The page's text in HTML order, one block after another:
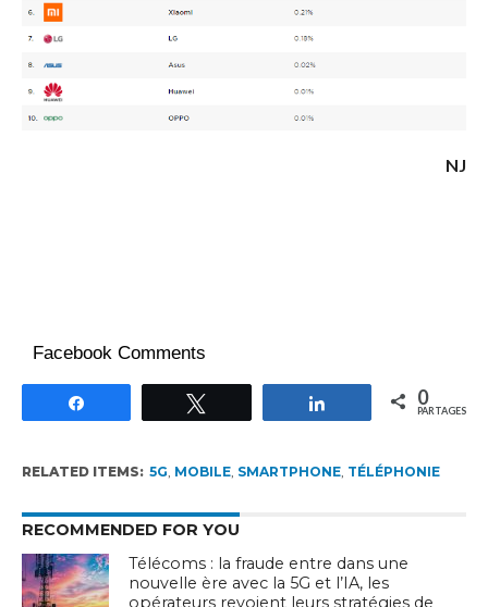
NJ
Facebook Comments
Partagez 0
PARTAGES
RELATED ITEMS: 5G, MOBILE, SMARTPHONE, TÉLÉPHONIE
RECOMMENDED FOR YOU
Télécoms : la fraude entre dans une
nouvelle ère avec la 5G et l’IA, les
opérateurs revoient leurs stratégies de